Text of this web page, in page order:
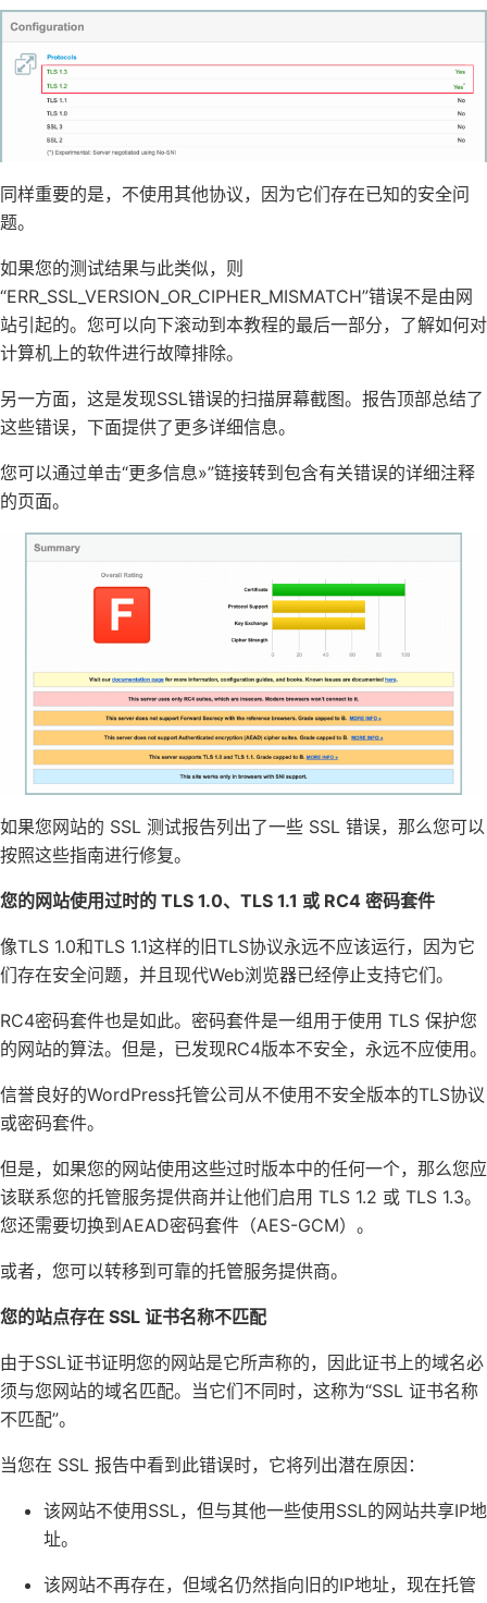
同样重要的是，不使用其他协议，因为它们存在已知的安全问
题。
如果您的测试结果与此类似，则
“ERR_SSL_VERSION_OR_CIPHER_MISMATCH”错误不是由网
站引起的。您可以向下滚动到本教程的最后一部分，了解如何对
计算机上的软件进行故障排除。
另一方面，这是发现SSL错误的扫描屏幕截图。报告顶部总结了
这些错误，下面提供了更多详细信息。
您可以通过单击“更多信息»”链接转到包含有关错误的详细注释
的页面。
如果您网站的 SSL 测试报告列出了一些 SSL 错误，那么您可以
按照这些指南进行修复。
您的网站使用过时的 TLS 1.0、TLS 1.1 或 RC4 密码套件
像TLS 1.0和TLS 1.1这样的旧TLS协议永远不应该运行，因为它
们存在安全问题，并且现代Web浏览器已经停止支持它们。
RC4密码套件也是如此。密码套件是一组用于使用 TLS 保护您
的网站的算法。但是，已发现RC4版本不安全，永远不应使用。
信誉良好的WordPress托管公司从不使用不安全版本的TLS协议
或密码套件。
但是，如果您的网站使用这些过时版本中的任何一个，那么您应
该联系您的托管服务提供商并让他们启用 TLS 1.2 或 TLS 1.3。
您还需要切换到AEAD密码套件（AES-GCM）。
或者，您可以转移到可靠的托管服务提供商。
您的站点存在 SSL 证书名称不匹配
由于SSL证书证明您的网站是它所声称的，因此证书上的域名必
须与您网站的域名匹配。当它们不同时，这称为“SSL 证书名称
不匹配”。
当您在 SSL 报告中看到此错误时，它将列出潜在原因：
该网站不使用SSL，但与其他一些使用SSL的网站共享IP地
址。
该网站不再存在，但域名仍然指向旧的IP地址，现在托管